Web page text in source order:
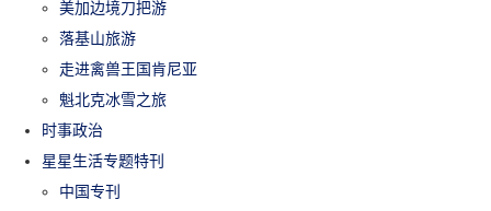
美加边境刀把游
落基山旅游
走进禽兽王国肯尼亚
魁北克冰雪之旅
时事政治
星星生活专题特刊
中国专刊